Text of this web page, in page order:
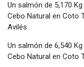
Un salmón de 5,170
Cebo Natural en Coto
Avilés.
Un salmón de 6,540
Cebo Natural en Coto